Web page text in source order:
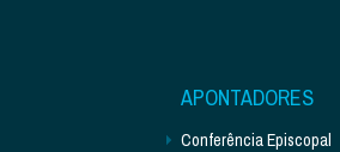
APONTADORES
Conferência Episcopal